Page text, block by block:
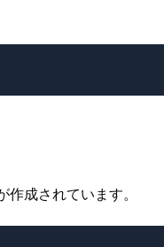
成されています。